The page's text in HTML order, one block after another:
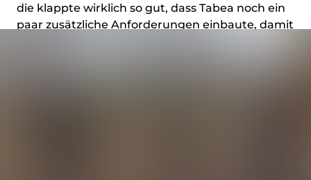
die klappte wirklich so gut, dass Tabea noch ein
paar zusätzliche Anforderungen einbaute, damit